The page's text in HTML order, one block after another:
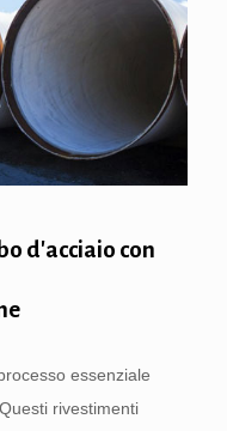
d'acciaio con
essenziale
rivestimenti